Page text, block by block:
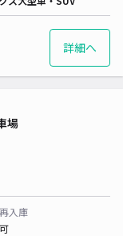
詳細へ
場
再入庫
可